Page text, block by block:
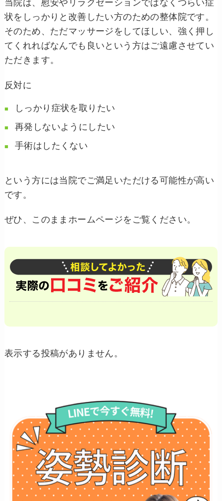
当院は、慰安やリラクゼーションではなくつらい症
状をしっかりと改善したい方のための整体院です。
そのため、ただマッサージをしてほしい、強く押し
てくれればなんでも良いという方はご遠慮させてい
ただきます。
反対に
しっかり症状を取りたい
再発しないようにしたい
手術はしたくない
という方には当院でご満足いただける可能性が高い
です。
ぜひ、このままホームページをご覧ください。
表示する投稿がありません。